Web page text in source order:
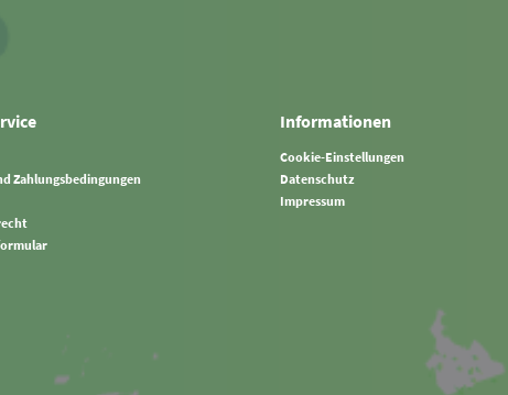
Zahlungsbedingungen
Informationen
Cookie-Einstellungen
Datenschutz
Impressum